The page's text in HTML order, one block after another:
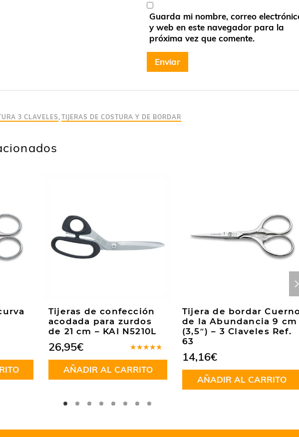
Guarda mi nombre, correo
y web en este navegador para la
próxima vez que comente.
3 CLAVELES, TIJERAS DE COSTURA Y DE BORDAR
Tijeras de confección
acodada para zurdos
de 21 cm – KAI N5210L
en4.67
de 5
26,95€
AÑADIR AL CARRITO
Tijera de bordar
de la Abundancia 9 cm
(3,5″) – 3 Claveles Ref.
63
14,16€
AÑADIR AL CARRITO